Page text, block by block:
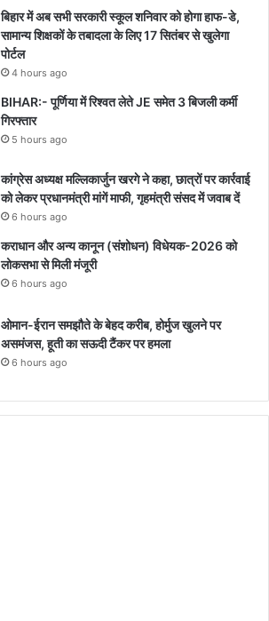
बिहार में अब सभी सरकारी स्कूल शनिवार को होगा हाफ-डे,
सामान्य शिक्षकों के तबादला के लिए 17 सितंबर से खुलेगा
पोर्टल
4 hours ago
BIHAR:- पूर्णिया में रिश्वत लेते JE समेत 3 बिजली कर्मी
गिरफ्तार
5 hours ago
कांग्रेस अध्यक्ष मल्लिकार्जुन खरगे ने कहा, छात्रों पर कार्रवाई
को लेकर प्रधानमंत्री मांगें माफी, गृहमंत्री संसद में जवाब दें
6 hours ago
कराधान और अन्य कानून (संशोधन) विधेयक-2026 को
लोकसभा से मिली मंजूरी
6 hours ago
ओमान-ईरान समझौते के बेहद करीब, होर्मुज खुलने पर
असमंजस, हूती का सऊदी टैंकर पर हमला
6 hours ago